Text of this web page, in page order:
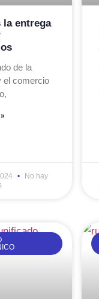
la entrega
de la
el comercio
No hay